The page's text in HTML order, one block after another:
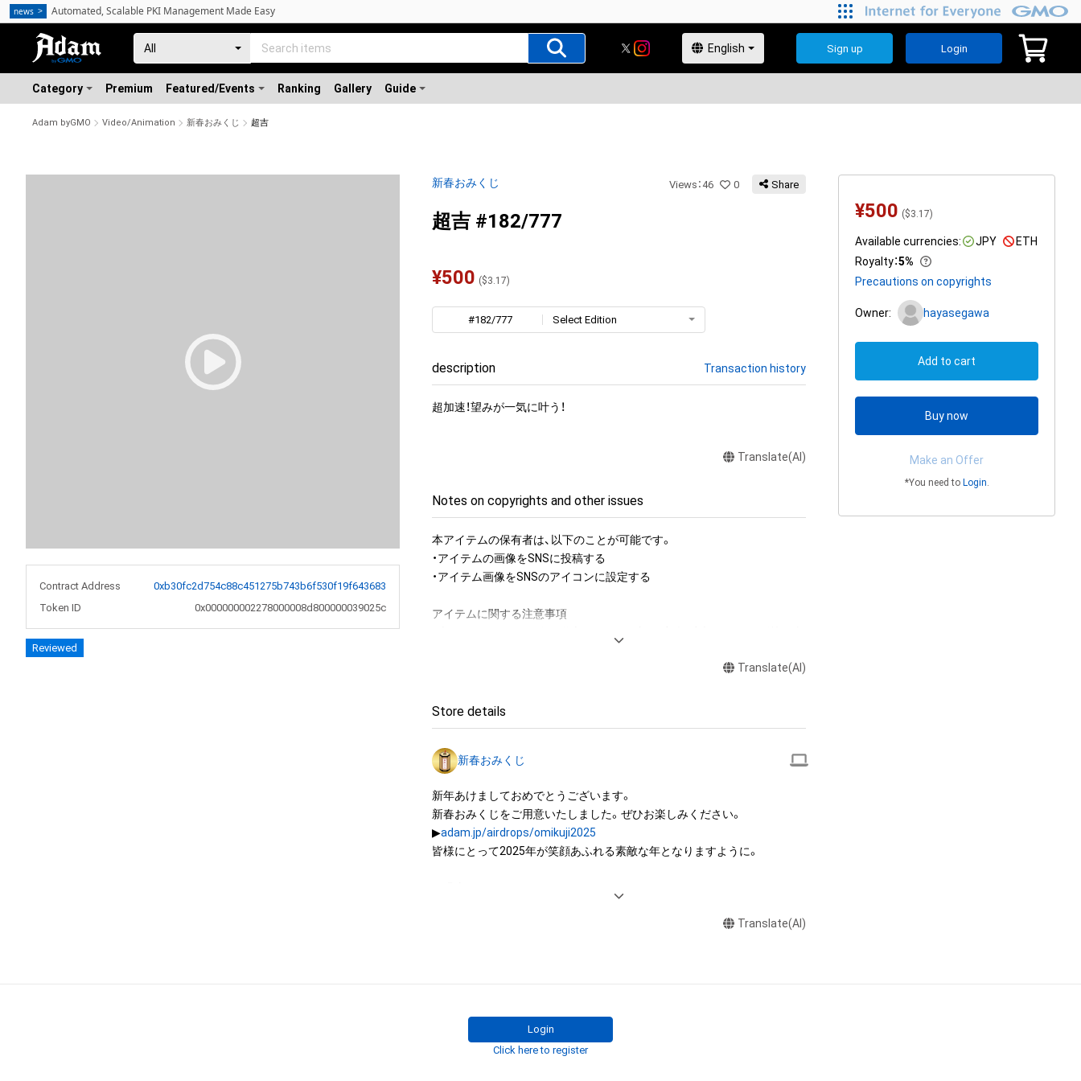
Sign up Login
Category Premium Featured/Events Ranking Gallery Guide
Adam byGMO Video/Animation 新春おみくじ 超吉
Contract Address
0xb30fc2d754c88c451275b743b6f530f19f643683
Token ID
0x000000002278000008d800000039025c
Reviewed
新春おみくじ Views ：46 0 Share
超吉 #182/777
¥500 ($3.17)
#182/777 Select Edition
description Transaction history
超加速！望みが一気に叶う！
Translate(AI)
Notes on copyrights and other issues
本アイテムの保有者は、以下のことが可能です。
・アイテムの画像をSNSに投稿する
・アイテム画像をSNSのアイコンに設定する
アイテムに関する注意事項
用新案権、商標権、意匠権その他の知的財産権(それらの権利を取得し、又は
は、本アイテムの著作権を有する方、著作隣接権の権利者またはその管理委
することを意味しません。
を受けている者からの事前の同意なしに、上記の「本アイテムの保有者が有
する権利」の範囲を超えた行為、知的財産権を侵害するおそれのある行為
(改変、公開、配布、逆コンパイル、リバースエンジニアリングを含みますが、
これに限定されません。)を行うことはできません。
用またはその恐れのある利用など、作成者が不適切であると判断した場合、
Translate(AI)
Store details
新春おみくじ
新年あけましておめでとうございます。
新春おみくじをご用意いたしました。ぜひお楽しみください。
▶︎adam.jp/airdrops/omikuji2025
皆様にとって2025年が笑顔あふれる素敵な年となりますように。
Translate(AI)
¥500 ($3.17)
Available currencies: JPY
ETH
Royalty：5%
Precautions on copyrights
Owner: hayasegawa
Add to cart
Buy now
Make an Offer
*You need to Login.
Login
Click here to register
news Automated, Scalable PKI Management Made Easy